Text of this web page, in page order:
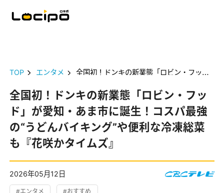
TOP エンタメ 全国初！ドンキの新業態「ロビン・フッド」が愛知・あま市に誕生！コスパ最強の“うどんバイキング”や便利な冷凍総菜も『花咲かタイムズ』
全国初！ドンキの新業態「ロビン・フッ
ド」が愛知・あま市に誕生！コスパ最強
の“うどんバイキング”や便利な冷凍総菜
も『花咲かタイムズ』
2026年05月12日
#エンタメ #おすすめ